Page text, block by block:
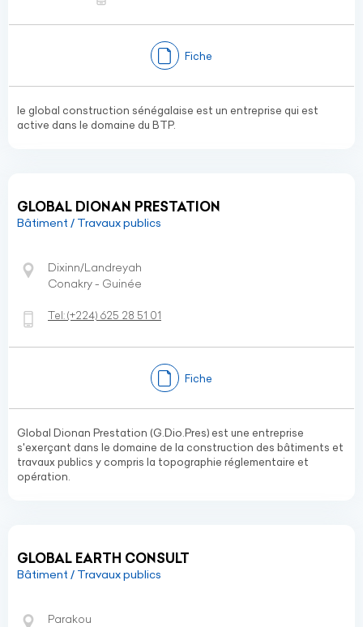
Fiche
le global construction sénégalaise est un entreprise qui est
active dans le domaine du BTP.
GLOBAL DIONAN PRESTATION
Bâtiment / Travaux publics
Dixinn/Landreyah
Conakry - Guinée
Tel:(+224) 625 28 51 01
Fiche
Global Dionan Prestation (G.Dio.Pres) est une entreprise
s'exerçant dans le domaine de la construction des bâtiments et
travaux publics y compris la topographie réglementaire et
opération.
GLOBAL EARTH CONSULT
Bâtiment / Travaux publics
Parakou